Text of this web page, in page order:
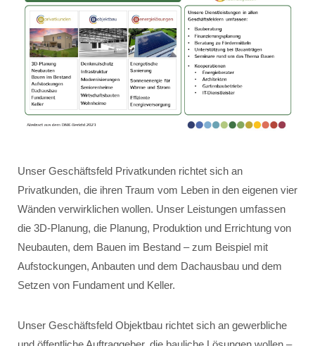
Unser Geschäftsfeld Privatkunden richtet sich an
Privatkunden, die ihren Traum vom Leben in den eigenen vier
Wänden verwirklichen wollen. Unser Leistungen umfassen
die 3D-Planung, die Planung, Produktion und Errichtung von
Neubauten, dem Bauen im Bestand – zum Beispiel mit
Aufstockungen, Anbauten und dem Dachausbau und dem
Setzen von Fundament und Keller.
Unser Geschäftsfeld Objektbau richtet sich an gewerbliche